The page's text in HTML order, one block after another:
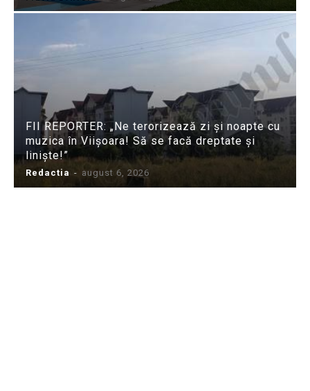
FII REPORTER: „Ne terorizează zi și noapte cu
muzica în Viișoara! Să se facă dreptate și
liniște!”
Redactia - august 6, 2026